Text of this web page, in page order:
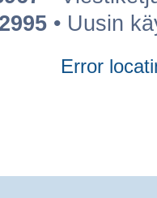
2995 • Uusin
Error